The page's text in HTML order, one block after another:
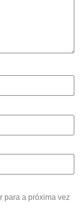
para a próxima vez